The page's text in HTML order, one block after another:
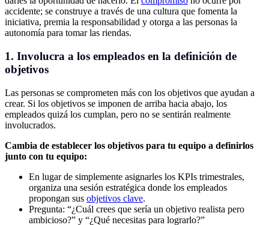
accidente; se construye a través de una cultura que fomenta la
iniciativa, premia la responsabilidad y otorga a las personas la
autonomía para tomar las riendas.
1. Involucra a los empleados en la definición de
objetivos
Las personas se comprometen más con los objetivos que ayudan a
crear. Si los objetivos se imponen de arriba hacia abajo, los
empleados quizá los cumplan, pero no se sentirán realmente
involucrados.
Cambia de establecer los objetivos para tu equipo a definirlos
junto con tu equipo:
En lugar de simplemente asignarles los KPIs trimestrales,
organiza una sesión estratégica donde los empleados
propongan sus objetivos clave.
Pregunta: “¿Cuál crees que sería un objetivo realista pero
ambicioso?” y “¿Qué necesitas para lograrlo?”